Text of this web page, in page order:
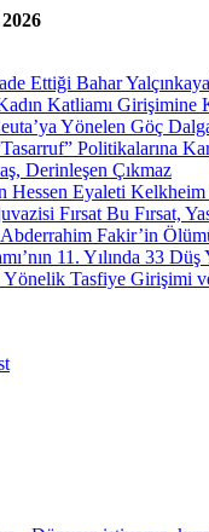
Ettiği Bahar
Katliamı Girişimine
Yönelen Göç
Politikalarına
Derinleşen Çıkmaz
Hessen Eyaleti
Fırsat Bu Fırsat,
Fakir’in
11. Yılında 33
Tasfiye Girişimi